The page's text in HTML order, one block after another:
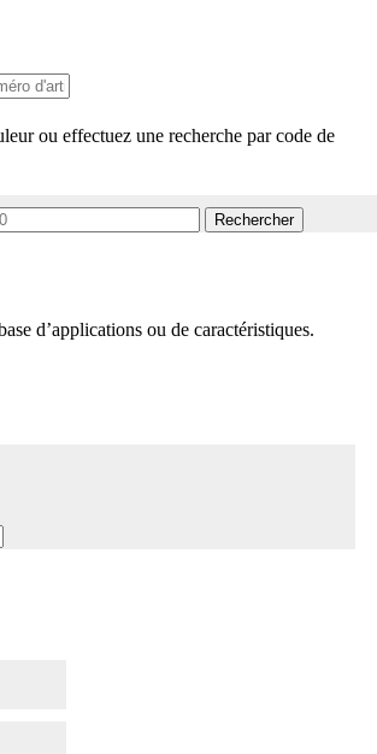
ou effectuez une recherche par code de
Rechercher
d’applications ou de caractéristiques.